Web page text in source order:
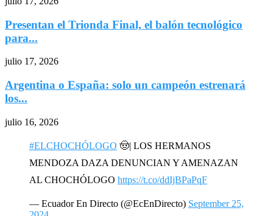
Presentan el Trionda Final, el balón tecnológico
para...
julio 17, 2026
Argentina o España: solo un campeón estrenará
los...
julio 16, 2026
#ELCHOCHÓLOGO 🤠| LOS HERMANOS
MENDOZA DAZA DENUNCIAN Y AMENAZAN
AL CHOCHÓLOGO https://t.co/ddIjBPaPqF
— Ecuador En Directo (@EcEnDirecto) September 25,